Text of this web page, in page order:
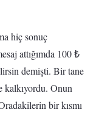
hiç sonuç
attığımda 100 ₺
demişti. Bir tane
kalkıyordu. Onun
bir kısmı